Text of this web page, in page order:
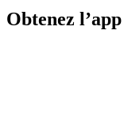
Obtenez